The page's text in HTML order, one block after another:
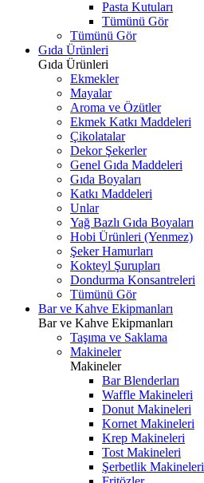
Pasta Kutuları
Tümünü Gör
Tümünü Gör
Gıda Ürünleri
Gıda Ürünleri
Ekmekler
Mayalar
Aroma ve Özütler
Ekmek Katkı Maddeleri
Çikolatalar
Dekor Şekerler
Genel Gıda Maddeleri
Gıda Boyaları
Katkı Maddeleri
Unlar
Yağ Bazlı Gıda Boyaları
Hobi Ürünleri (Yenmez)
Şeker Hamurları
Kokteyl Şurupları
Dondurma Konsantreleri
Tümünü Gör
Bar ve Kahve Ekipmanları
Bar ve Kahve Ekipmanları
Taşıma ve Saklama
Makineler
Makineler
Bar Blenderları
Waffle Makineleri
Donut Makineleri
Kornet Makineleri
Krep Makineleri
Tost Makineleri
Şerbetlik Makineleri